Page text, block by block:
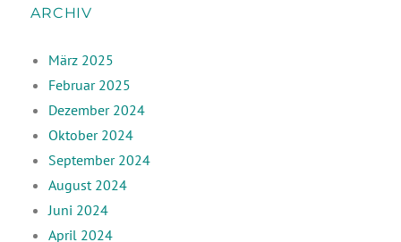
ARCHIV
März 2025
Februar 2025
Dezember 2024
Oktober 2024
September 2024
August 2024
Juni 2024
April 2024